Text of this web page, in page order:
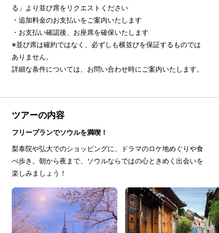
る」より並び席をリクエストください
・追加料金のお支払いをご案内いたします
・お支払い確認後、お座席を確保いたします
※並び席は確約ではなく、必ずしも横並びを保証するものでは
ありません。
詳細な条件については、お問い合わせ時にご案内いたします。
ツアーの内容
フリープランでソウルを満喫！
梨泰院や弘大でのショッピングに、ドラマのロケ地めぐりや食
べ歩き。朝から夜まで、ソウルならではの心ときめく出会いを
楽しみましょう！